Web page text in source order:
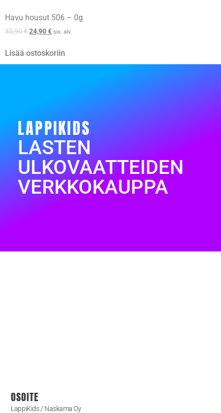
Havu housut 506 – 0g
35,90€24,90€ sis. alv.
Lisää ostoskoriin
LAPPIKIDS
LASTEN
ULKOVAATTEIDEN
VERKKOKAUPPA
OSOITE
LappiKids / Naskama Oy